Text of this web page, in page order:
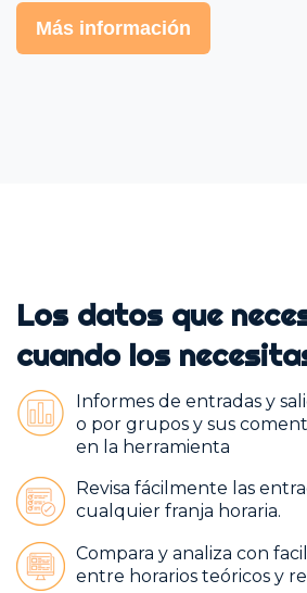
Más información
Los datos que
cuando los
Informes de entradas y
o por grupos y sus
en la herramienta
Revisa fácilmente las
cualquier franja horaria.
Compara y analiza con
entre horarios teóricos y